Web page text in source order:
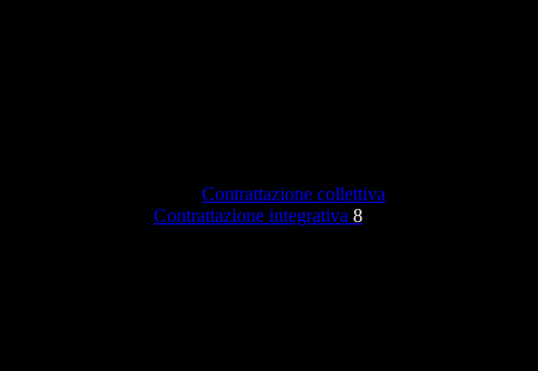
Contrattazione collettiva
Contrattazione integrativa 8